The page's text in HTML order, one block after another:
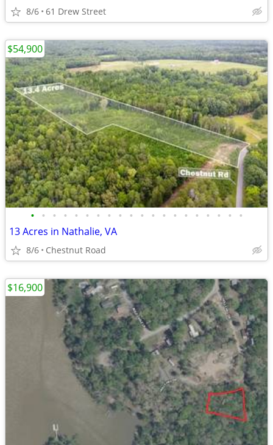
8/6 61 Drew Street
• • • • • • • • • • • • • • • • • • • •
13 Acres in Nathalie, VA
8/6 Chestnut Road
$54,900
$16,900